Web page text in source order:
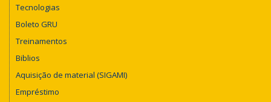
Tecnologias
Boleto GRU
Treinamentos
Biblios
Aquisição de material (SIGAMI)
Empréstimo